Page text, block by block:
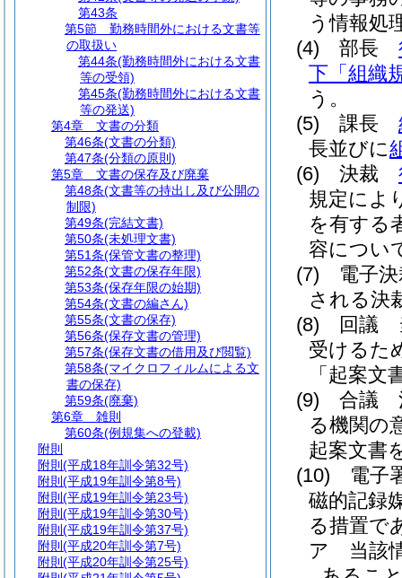
う情報処
(4)
部長
下「組織
う。
(5)
課長
長並びに
(6)
決裁
規定によ
を有する
容につい
(7)
電子
される決
(8)
回議
受けるた
「起案文
(9)
合議
る機関の
起案文書
(10)
電子
磁的記録
る措置で
ア
当該
第43条
第5節
勤務時間外における文書等
の取扱い
第44条(勤務時間外における文書
等の受領)
第45条(勤務時間外における文書
等の発送)
第4章
文書の分類
第46条(文書の分類)
第47条(分類の原則)
第5章
文書の保存及び廃棄
第48条(文書等の持出し及び公開の
制限)
第49条(完結文書)
第50条(未処理文書)
第51条(保管文書の整理)
第52条(文書の保存年限)
第53条(保存年限の始期)
第54条(文書の編さん)
第55条(文書の保存)
第56条(保存文書の管理)
第57条(保存文書の借用及び閲覧)
第58条(マイクロフィルムによる文
書の保存)
第59条(廃棄)
第6章
雑則
第60条(例規集への登載)
附則
附則 (平成18年訓令第32号)
附則 (平成19年訓令第8号)
附則 (平成19年訓令第23号)
附則 (平成19年訓令第30号)
附則 (平成19年訓令第37号)
附則 (平成20年訓令第7号)
附則 (平成20年訓令第25号)